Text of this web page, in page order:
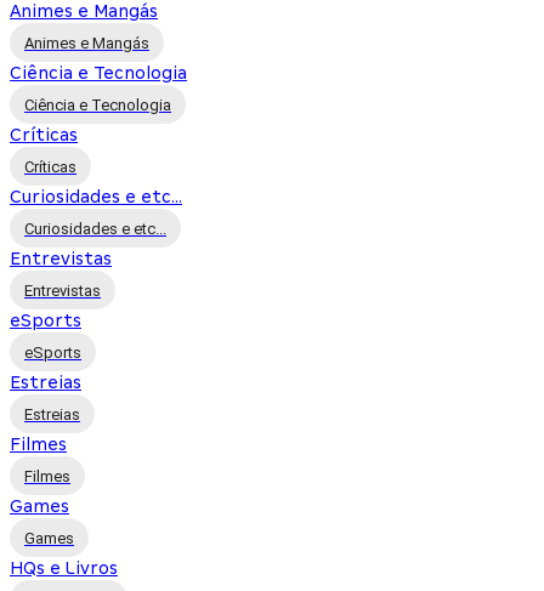
Animes e Mangás
Animes e Mangás
Ciência e Tecnologia
Ciência e Tecnologia
Críticas
Críticas
Curiosidades e etc...
Curiosidades e etc...
Entrevistas
Entrevistas
eSports
eSports
Estreias
Estreias
Filmes
Filmes
Games
Games
HQs e Livros